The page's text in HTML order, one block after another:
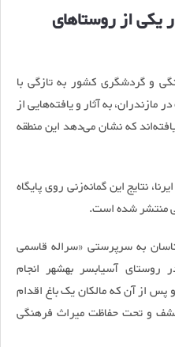
از روستاهای
و گردشگری کشور به تازگی با
به آثار و یافته‌هایی از
که نشان می‌دهد این منطقه
نتایج این گمانه‌زنی روی پایگاه
منتشر شده است.
به سرپرستی «سراله قاسمی
آسیابسر بهشهر انجام
داده‌اند. این محوطه تاریخی سال 97 و پس از آن که مالکان یک باغ اقدام
و تحت حفاظت میراث فرهنگی